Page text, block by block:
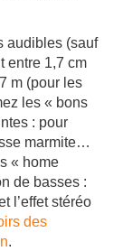
audibles (sauf
entre 1,7 cm
m (pour les
les « bons
: pour
marmite…
« home
de basses :
l’effet stéréo
des
.